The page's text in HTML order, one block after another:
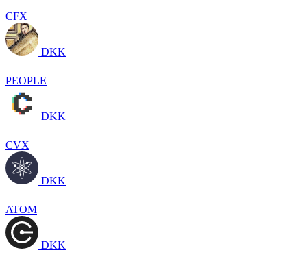
CFX
DKK
PEOPLE
DKK
CVX
DKK
ATOM
DKK